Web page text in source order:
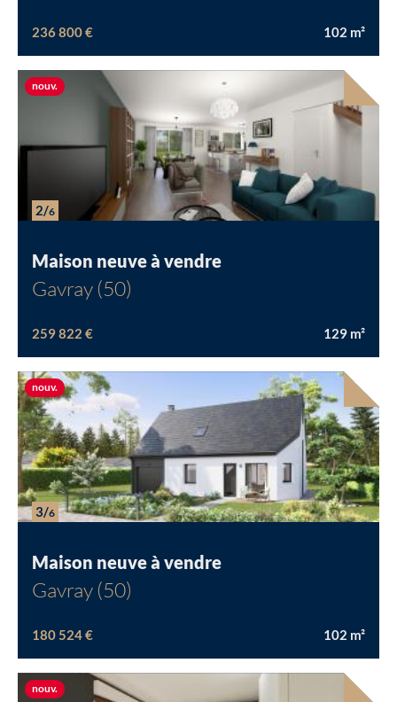
236 800 € 102 m²
2/6
Maison neuve à vendre
Gavray (50)
259 822 € 129 m²
nouv.Nouvelle offre
3/6
Maison neuve à vendre
Gavray (50)
180 524 € 102 m²
nouv.Nouvelle offre
nouv.Nouvelle offre